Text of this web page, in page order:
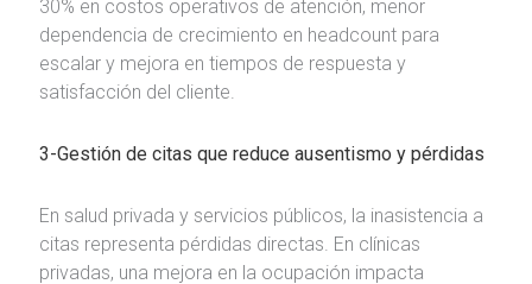
30% en costos operativos de atención, menor
dependencia de crecimiento en headcount para
escalar y mejora en tiempos de respuesta y
satisfacción del cliente.
3-Gestión de citas que reduce ausentismo y pérdidas
En salud privada y servicios públicos, la inasistencia a
citas representa pérdidas directas. En clínicas
privadas, una mejora en la ocupación impacta